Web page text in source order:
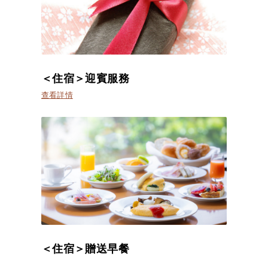
＜住宿＞迎賓服務
查看詳情
＜住宿＞贈送早餐